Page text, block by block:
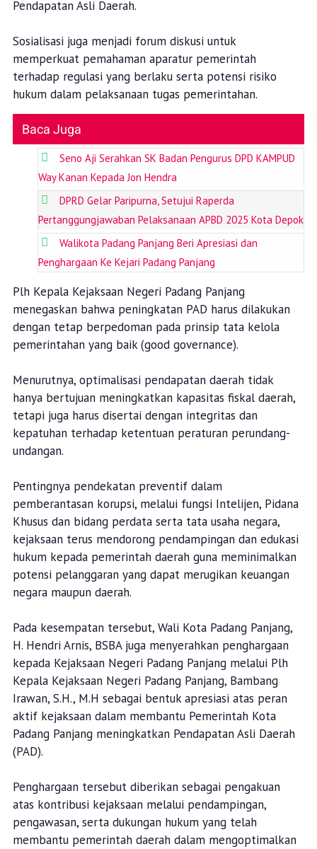
Pendapatan Asli Daerah.
Sosialisasi juga menjadi forum diskusi untuk
memperkuat pemahaman aparatur pemerintah
terhadap regulasi yang berlaku serta potensi risiko
hukum dalam pelaksanaan tugas pemerintahan.
Baca Juga
Seno Aji Serahkan SK Badan Pengurus DPD KAMPUD
Way Kanan Kepada Jon Hendra
DPRD Gelar Paripurna, Setujui Raperda
Pertanggungjawaban Pelaksanaan APBD 2025 Kota Depok
Walikota Padang Panjang Beri Apresiasi dan
Penghargaan Ke Kejari Padang Panjang
Plh Kepala Kejaksaan Negeri Padang Panjang
menegaskan bahwa peningkatan PAD harus dilakukan
dengan tetap berpedoman pada prinsip tata kelola
pemerintahan yang baik (good governance).
Menurutnya, optimalisasi pendapatan daerah tidak
hanya bertujuan meningkatkan kapasitas fiskal daerah,
tetapi juga harus disertai dengan integritas dan
kepatuhan terhadap ketentuan peraturan perundang-
undangan.
Pentingnya pendekatan preventif dalam
pemberantasan korupsi, melalui fungsi Intelijen, Pidana
Khusus dan bidang perdata serta tata usaha negara,
kejaksaan terus mendorong pendampingan dan edukasi
hukum kepada pemerintah daerah guna meminimalkan
potensi pelanggaran yang dapat merugikan keuangan
negara maupun daerah.
Pada kesempatan tersebut, Wali Kota Padang Panjang,
H. Hendri Arnis, BSBA juga menyerahkan penghargaan
kepada Kejaksaan Negeri Padang Panjang melalui Plh
Kepala Kejaksaan Negeri Padang Panjang, Bambang
Irawan, S.H., M.H sebagai bentuk apresiasi atas peran
aktif kejaksaan dalam membantu Pemerintah Kota
Padang Panjang meningkatkan Pendapatan Asli Daerah
(PAD).
Penghargaan tersebut diberikan sebagai pengakuan
atas kontribusi kejaksaan melalui pendampingan,
pengawasan, serta dukungan hukum yang telah
membantu pemerintah daerah dalam mengoptimalkan